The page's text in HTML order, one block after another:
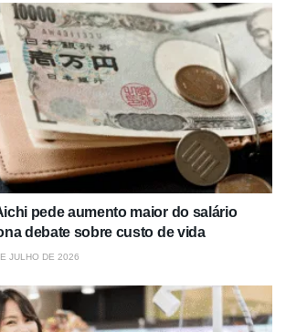
pede aumento maior do salário
debate sobre custo de vida
JULHO DE 2026